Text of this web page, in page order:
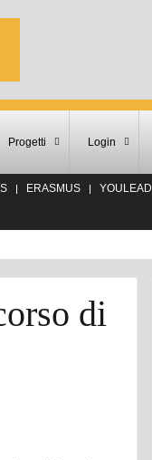
Progetti Login
ERASMUS YOULEAD
di